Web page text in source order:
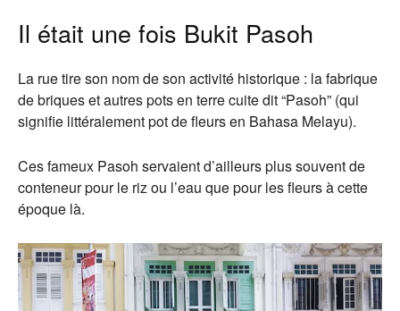
Il était une fois Bukit Pasoh
La rue tire son nom de son activité historique : la fabrique
de briques et autres pots en terre cuite dit “Pasoh” (qui
signifie littéralement pot de fleurs en Bahasa Melayu).
Ces fameux Pasoh servaient d’ailleurs plus souvent de
conteneur pour le riz ou l’eau que pour les fleurs à cette
époque là.